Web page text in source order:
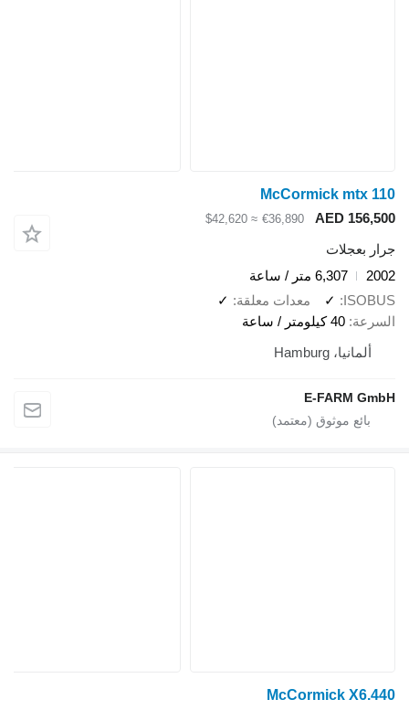
McCormick mtx 110
AED 156,500
€36,890
≈ $42,620
جرار بعجلات
2002
6,307 متر / ساعة
ISOBUS
✓ معدات معلقة
✓
السرعة 40 كيلومتر / ساعة
ألمانيا، Hamburg
E-FARM GmbH
McCormick X6.440